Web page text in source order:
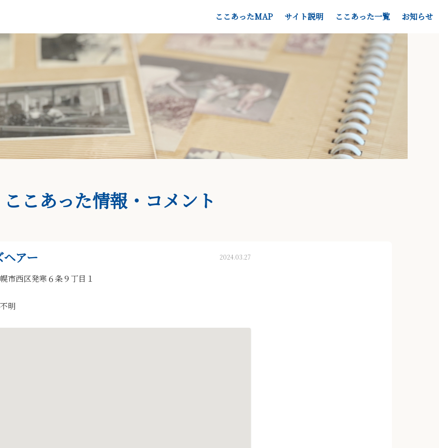
ここあったMAP サイト説明 ここあった一覧 お知らせ
ここあった情報・コメント
アー 2024.03.27
市西区発寒６条９丁目１
不明